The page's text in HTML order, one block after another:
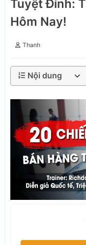
Tuyệt Đỉnh:
Hôm Nay!
Thanh
Nội dung